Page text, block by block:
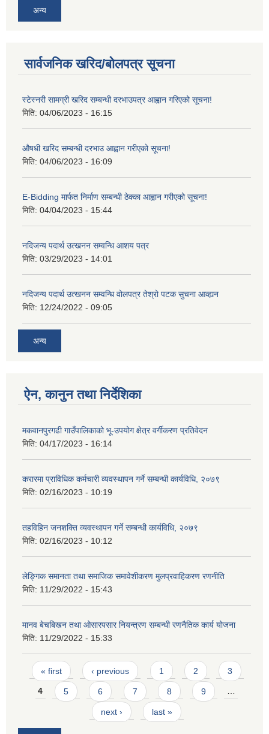
अन्य
सार्वजनिक खरिद/बोलपत्र सूचना
स्टेस्नरी सामग्री खरिद सम्बन्धी दरभाउपत्र आह्वान गरिएको सूचना!
मिति: 04/06/2023 - 16:15
औषधी खरिद सम्बन्धी दरभाउ आह्वान गरीएको सूचना!
मिति: 04/06/2023 - 16:09
E-Bidding मार्फत निर्माण सम्बन्धी ठेक्का आह्वान गरीएको सूचना!
मिति: 04/04/2023 - 15:44
नदिजन्य पदार्थ उत्खनन सम्वन्धि आशय पत्र
मिति: 03/29/2023 - 14:01
नदिजन्य पदार्थ उत्खनन सम्वन्धि वोलपत्र तेश्रो पटक सुचना आव्ह्यन
मिति: 12/24/2022 - 09:05
अन्य
ऐन, कानुन तथा निर्देशिका
मकवानपुरगढी गाउँपालिकाको भू-उपयोग क्षेत्र वर्गीकरण प्रतिवेदन
मिति: 04/17/2023 - 16:14
करारमा प्राविधिक कर्मचारी व्यवस्थापन गर्ने सम्बन्धी कार्यविधि, २०७९
मिति: 02/16/2023 - 10:19
तहविहिन जनशक्ति व्यवस्थापन गर्ने सम्बन्धी कार्यविधि, २०७९
मिति: 02/16/2023 - 10:12
लेङ्गिक समानता तथा समाजिक समावेशीकरण मुलप्रवाहिकरण रणनीति
मिति: 11/29/2022 - 15:43
मानव बेचबिखन तथा ओसारपसार नियन्त्रण सम्बन्धी रणनैतिक कार्य योजना
मिति: 11/29/2022 - 15:33
Pages
« first ‹ previous 1 2 3
4 5 6 7 8 9 …
next › last »